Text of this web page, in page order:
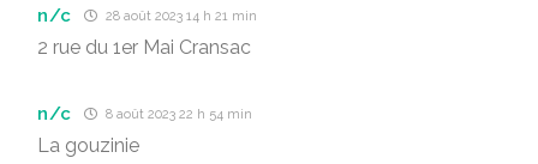
n/c 28 août 2023 14 h 21 min
2 rue du 1er Mai Cransac
n/c 8 août 2023 22 h 54 min
La gouzinie